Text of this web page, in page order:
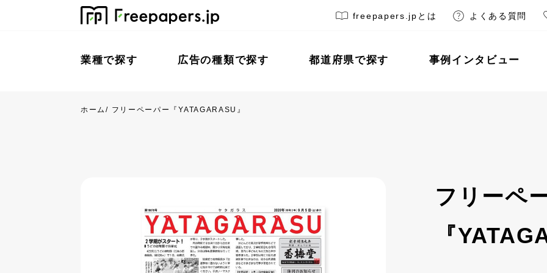
freepapers.jpとは よくある質問
業種で探す 広告の種類で探す 都道府県で探す 事例インタビュー
ホーム/ フリーペーパー『YATAGARASU』
フリーペ
『